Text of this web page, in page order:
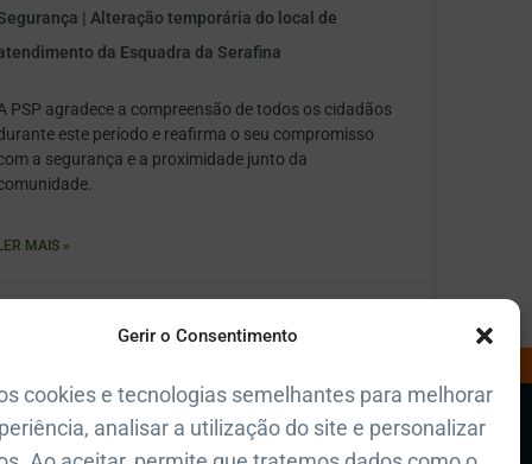
Gerir o Consentimento
cookies e tecnologias semelhantes para melhorar
analisar a utilização do site e personalizar
| Alteração temporária do local de
da Esquadra da Serafina
PSP agradece a compreensão de todos os cidadãos
este período e reafirma o seu compromisso
a segurança e a proximidade junto da
LER MAIS »
Polícia de Seg. Pública